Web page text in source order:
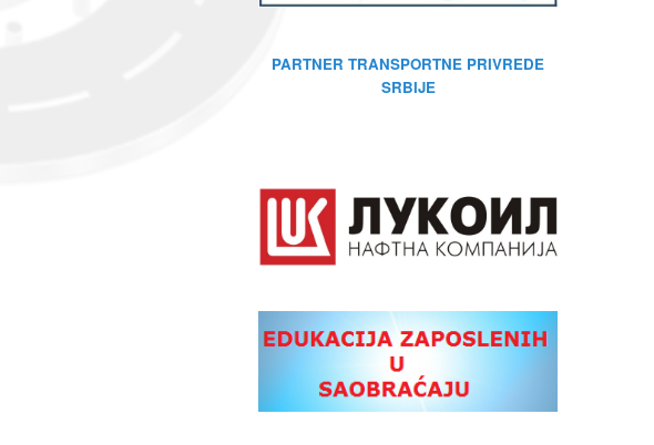
PARTNER TRANSPORTNE PRIVREDE
SRBIJE